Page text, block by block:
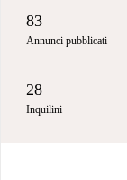
83
Annunci pubblicati
28
Inquilini